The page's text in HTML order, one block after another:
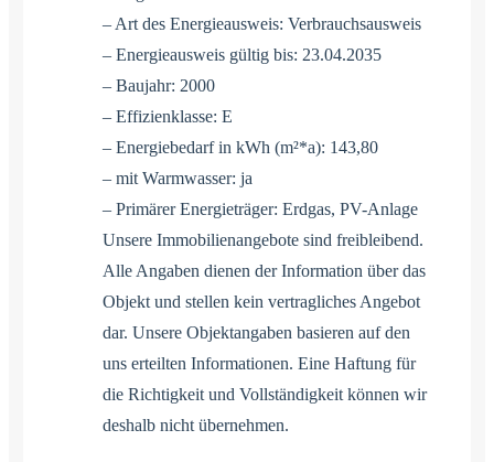
– Art des Energieausweis: Verbrauchsausweis
– Energieausweis gültig bis: 23.04.2035
– Baujahr: 2000
– Effizienklasse: E
– Energiebedarf in kWh (m²*a): 143,80
– mit Warmwasser: ja
– Primärer Energieträger: Erdgas, PV-Anlage
Unsere Immobilienangebote sind freibleibend.
Alle Angaben dienen der Information über das
Objekt und stellen kein vertragliches Angebot
dar. Unsere Objektangaben basieren auf den
uns erteilten Informationen. Eine Haftung für
die Richtigkeit und Vollständigkeit können wir
deshalb nicht übernehmen.